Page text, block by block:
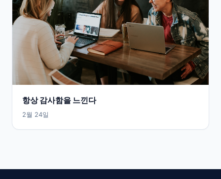
항상 감사함을 느낀다
2월 24일